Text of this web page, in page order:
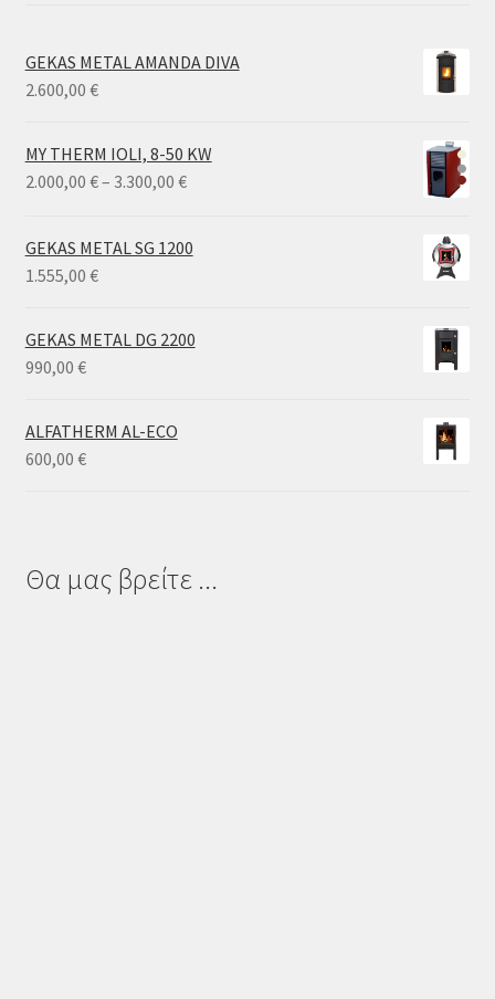
GEKAS METAL AMANDA DIVA
2.600,00 €
MY THERM IOLI, 8-50 KW
2.000,00 €– 3.300,00 €Price
through
GEKAS METAL SG 1200
1.555,00 €
GEKAS METAL DG 2200
990,00 €
ALFATHERM AL-ECO
600,00 €
Θα μας βρείτε ...